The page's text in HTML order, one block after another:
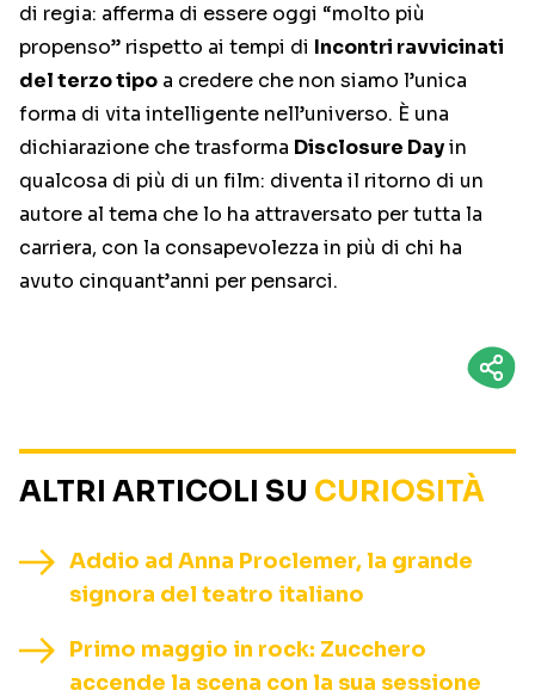
di regia: afferma di essere oggi “molto più
propenso” rispetto ai tempi di Incontri ravvicinati
del terzo tipo a credere che non siamo l’unica
forma di vita intelligente nell’universo. È una
dichiarazione che trasforma Disclosure Dayin
qualcosa di più di un film: diventa il ritorno di un
autore al tema che lo ha attraversato per tutta la
carriera, con la consapevolezza in più di chi ha
avuto cinquant’anni per pensarci.
ALTRI ARTICOLI SU CURIOSITÀ
Addio ad Anna Proclemer, la grande
signora del teatro italiano
Primo maggio in rock: Zucchero
accende la scena con la sua sessione